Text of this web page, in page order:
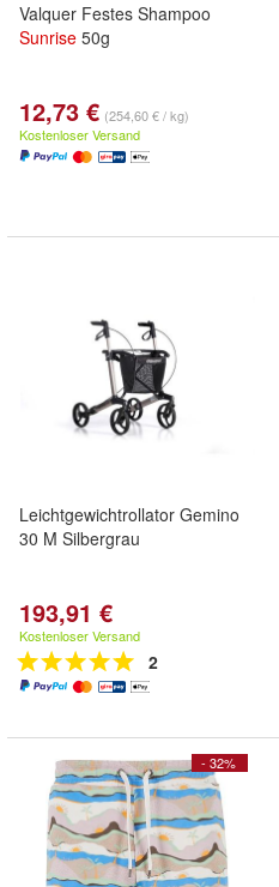
Valquer Festes Shampoo
Sunrise 50g
12,73 € (254,60 € / kg)
Kostenloser Versand
Leichtgewichtrollator Gemino
30 M Silbergrau
193,91 €
Kostenloser Versand
2
- 32%